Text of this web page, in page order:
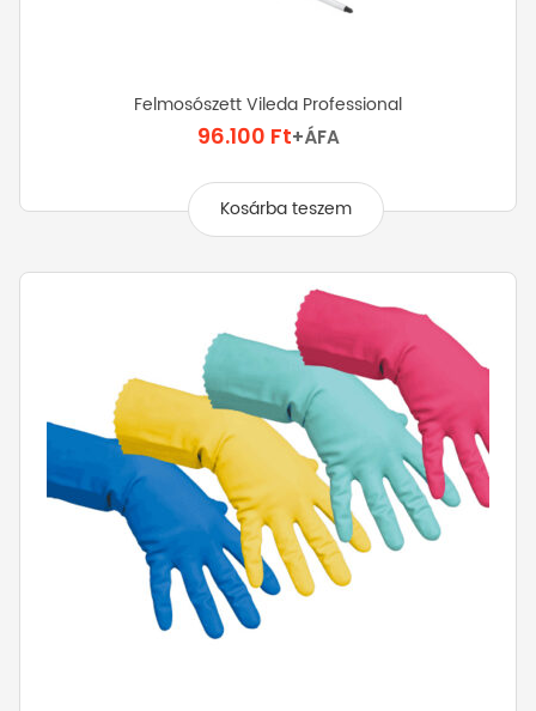
Felmosószett Vileda Professional
96.100 Ft+ÁFA
Kosárba teszem